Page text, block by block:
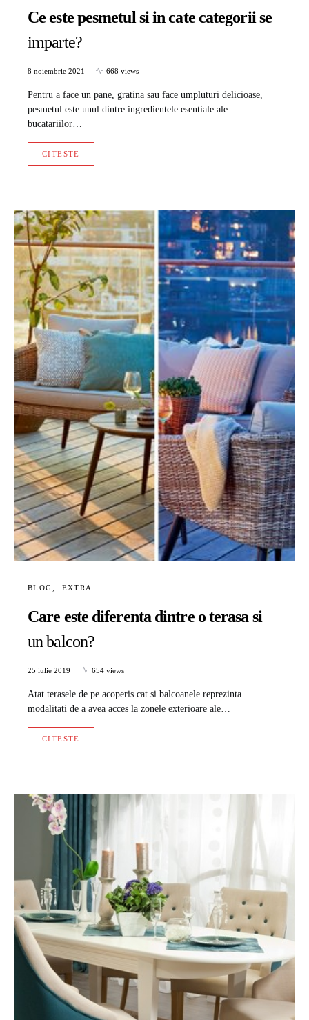
Ce este pesmetul si in cate categorii se
imparte?
8 noiembrie 2021 668 views
Pentru a face un pane, gratina sau face umpluturi delicioase,
pesmetul este unul dintre ingredientele esentiale ale
bucatariilor…
CITESTE
BLOG EXTRA
Care este diferenta dintre o terasa si
un balcon?
25 iulie 2019 654 views
Atat terasele de pe acoperis cat si balcoanele reprezinta
modalitati de a avea acces la zonele exterioare ale…
CITESTE